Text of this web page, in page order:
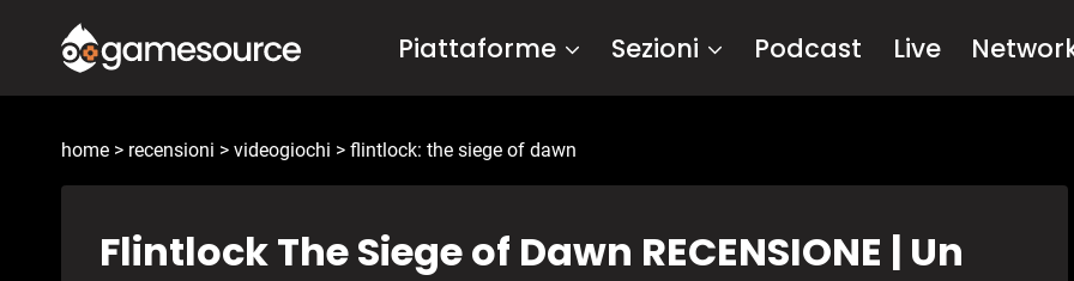
contenuto
Piattaforme Sezioni Podcast Live
home > recensioni > videogiochi > flintlock: the siege of dawn
Flintlock The Siege of Dawn RECENSIONE | Un